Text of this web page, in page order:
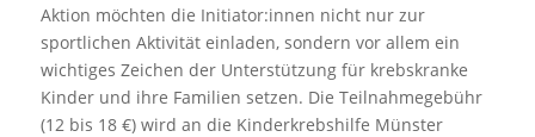
Aktion möchten die Initiator:innen nicht nur zur
sportlichen Aktivität einladen, sondern vor allem ein
wichtiges Zeichen der Unterstützung für krebskranke
Kinder und ihre Familien setzen. Die Teilnahmegebühr
(12 bis 18 €) wird an die Kinderkrebshilfe Münster